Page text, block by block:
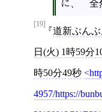
に、 全
[19]
道新ぶん
日(火) 1時59分
時50分49秒
4957/https://